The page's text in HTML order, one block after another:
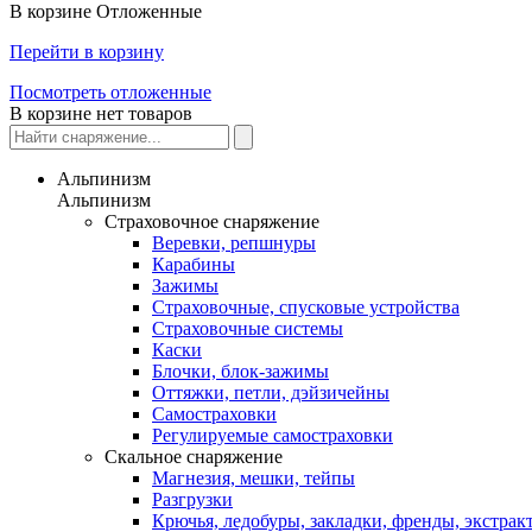
В корзине Отложенные
Перейти в корзину
Посмотреть отложенные
В корзине нет товаров
Альпинизм
Альпинизм
Страховочное снаряжение
Веревки, репшнуры
Карабины
Зажимы
Страховочные, спусковые устройства
Страховочные системы
Каски
Блочки, блок-зажимы
Оттяжки, петли, дэйзичейны
Самостраховки
Регулируемые самостраховки
Скальное снаряжение
Магнезия, мешки, тейпы
Разгрузки
Крючья, ледобуры, закладки, френды,